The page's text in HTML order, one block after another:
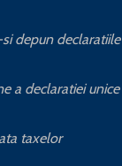
depun declaratiile
a declaratiei unice
taxelor